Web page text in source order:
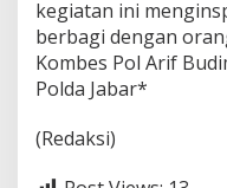
kegiatan ini
berbagi dengan
Kombes Pol Arif
Polda Jabar*
(Redaksi)